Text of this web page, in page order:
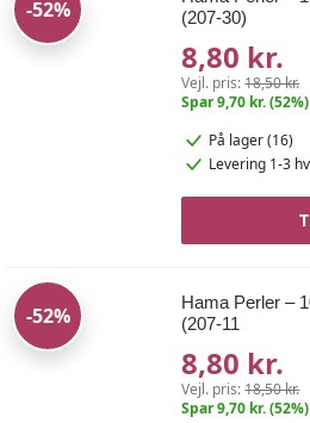
-52%
(207-30)
8,80 kr.
Vejl. pris:18,50 kr.
Spar 9,70 kr. (52%)
På lager (16)
Levering 1-3
-52%
Hama Perler –
(207-11
8,80 kr.
Vejl. pris:18,50 kr.
Spar 9,70 kr. (52%)